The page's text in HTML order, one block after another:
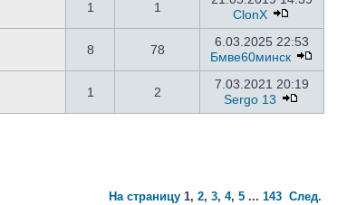
1 1
ClonX
8 78
6.03.2025 22:53
Бмве60минск
1 2
7.03.2021 20:19
Sergo 13
На страницу 1, 2, 3, 4, 5 ... 143 След.